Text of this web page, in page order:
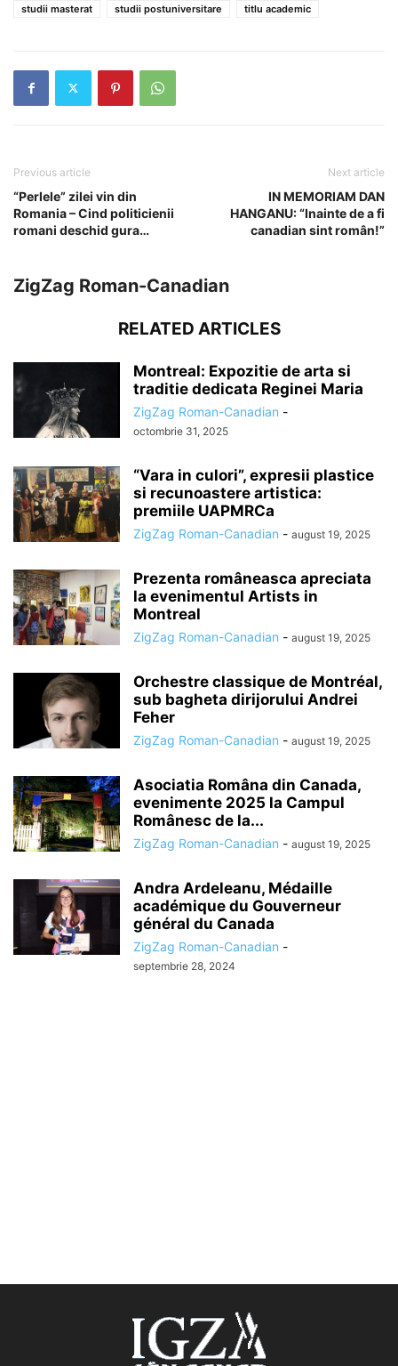
studii masterat
studii postuniversitare titlu academic
Previous article
“Perlele” zilei vin din
Romania – Cind politicienii
romani deschid gura…
Next article
IN MEMORIAM DAN
HANGANU: “Inainte de a fi
canadian sint român!”
ZigZag Roman-Canadian
RELATED ARTICLES
Montreal: Expozitie de arta si
traditie dedicata Reginei Maria
ZigZag Roman-Canadian -
octombrie 31, 2025
“Vara in culori”, expresii plastice
si recunoastere artistica:
premiile UAPMRCa
ZigZag Roman-Canadian - august 19, 2025
Prezenta româneasca apreciata
la evenimentul Artists in
Montreal
ZigZag Roman-Canadian - august 19, 2025
Orchestre classique de Montréal,
sub bagheta dirijorului Andrei
Feher
ZigZag Roman-Canadian - august 19, 2025
Asociatia Româna din Canada,
evenimente 2025 la Campul
Românesc de la...
ZigZag Roman-Canadian - august 19, 2025
Andra Ardeleanu, Médaille
académique du Gouverneur
général du Canada
ZigZag Roman-Canadian -
septembrie 28, 2024